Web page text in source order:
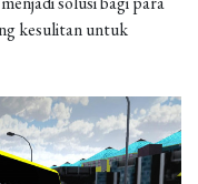
kesulitan untuk